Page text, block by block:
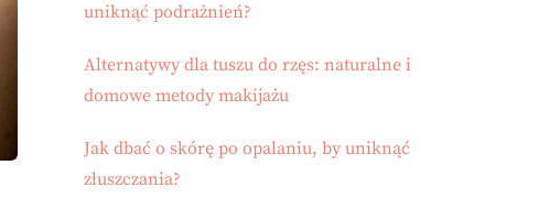
uniknąć podrażnień?
Alternatywy dla tuszu do rzęs: naturalne i
domowe metody makijażu
Jak dbać o skórę po opalaniu, by uniknąć
złuszczania?